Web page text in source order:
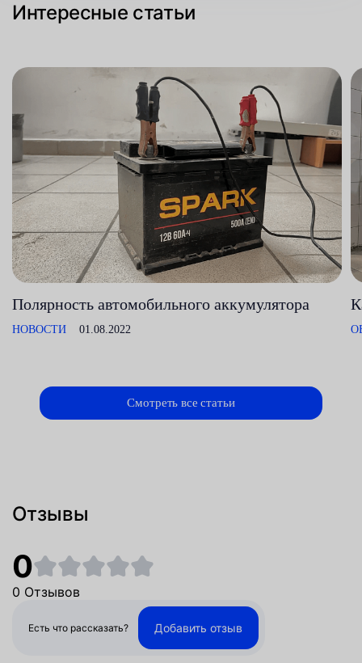
Интересные статьи
Полярность автомобильного аккумулятора
НОВОСТИ 01.08.2022
Смотреть все статьи
Отзывы
0
0 Отзывов
Есть что рассказать? Добавить отзыв